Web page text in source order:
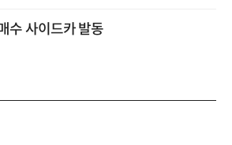
수 사이드카 발동